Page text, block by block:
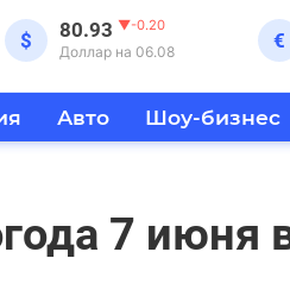
$ 80.93 ▼-0.20
Доллар на 06.08 €
Авто Шоу-бизнес
7 июня